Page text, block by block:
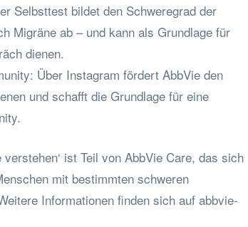
Selbsttest bildet den Schweregrad der
Migräne ab – und kann als Grundlage für
dienen.
Über Instagram fördert AbbVie den
und schafft die Grundlage für eine
verstehen‘ ist Teil von AbbVie Care, das sich
mit bestimmten schweren
Informationen finden sich auf abbvie-